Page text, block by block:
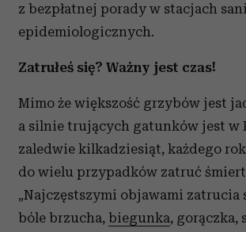
z bezpłatnej porady w stacjach
epidemiologicznych.
Zatrułeś się? Ważny jest czas!
Mimo że większość grzybów jest
a silnie trujących gatunków jest w
zaledwie kilkadziesiąt, każdego
do wielu przypadków zatruć
„Najczęstszymi objawami zatrucia
bóle brzucha, biegunka, gorączka,